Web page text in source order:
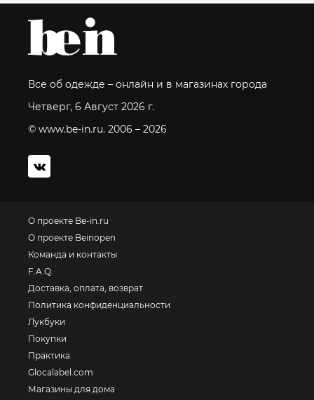
Все об одежде – онлайн и в магазинах города
Четверг, 6 Август 2026 г.
© www.be-in.ru. 2006 – 2026
О проекте Be-in.ru
О проекте Beinopen
Команда и контакты
F.A.Q.
Доставка, оплата, возврат
Политика конфиденциальности
Лукбуки
Покупки
Практика
Glocalabel.com
Магазины для дома